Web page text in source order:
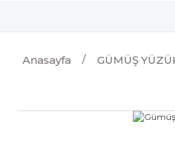
Anasayfa GÜMÜŞ